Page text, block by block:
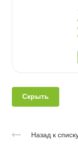
Скрыть
Назад к